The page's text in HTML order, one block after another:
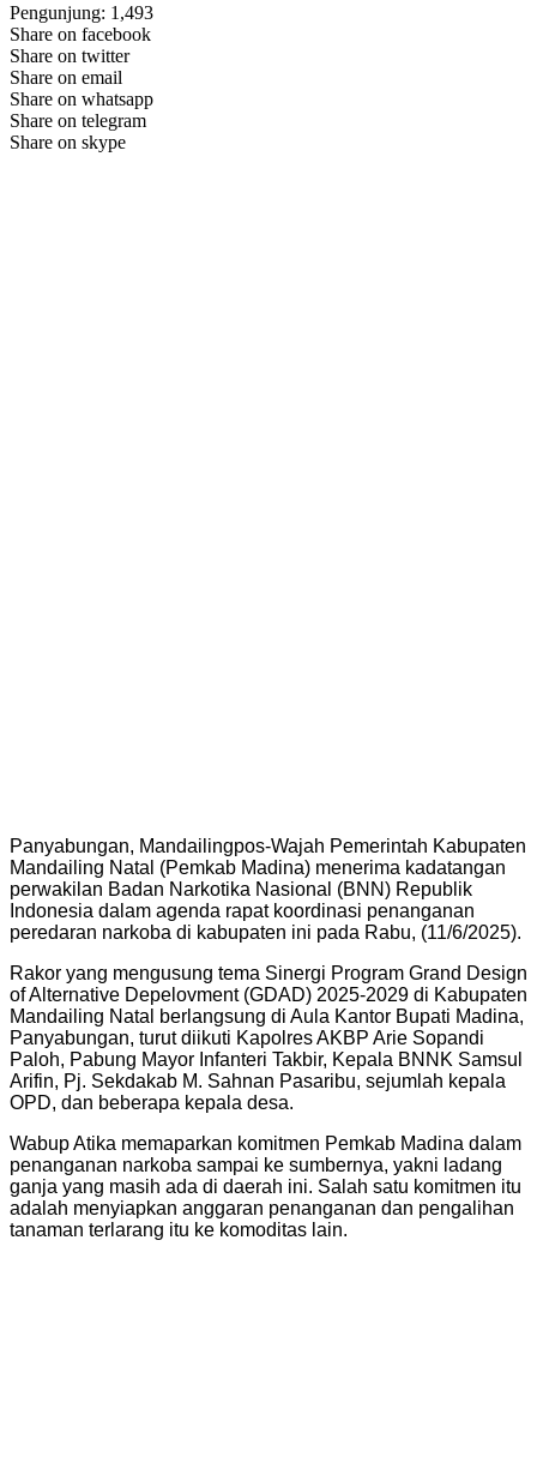
Pengunjung: 1,493
Share on facebook
Share on twitter
Share on email
Share on whatsapp
Share on telegram
Share on skype
Panyabungan, Mandailingpos-Wajah Pemerintah Kabupaten
Mandailing Natal (Pemkab Madina) menerima kadatangan
perwakilan Badan Narkotika Nasional (BNN) Republik
Indonesia dalam agenda rapat koordinasi penanganan
peredaran narkoba di kabupaten ini pada Rabu, (11/6/2025).
Rakor yang mengusung tema Sinergi Program Grand Design
of Alternative Depelovment (GDAD) 2025-2029 di Kabupaten
Mandailing Natal berlangsung di Aula Kantor Bupati Madina,
Panyabungan, turut diikuti Kapolres AKBP Arie Sopandi
Paloh, Pabung Mayor Infanteri Takbir, Kepala BNNK Samsul
Arifin, Pj. Sekdakab M. Sahnan Pasaribu, sejumlah kepala
OPD, dan beberapa kepala desa.
Wabup Atika memaparkan komitmen Pemkab Madina dalam
penanganan narkoba sampai ke sumbernya, yakni ladang
ganja yang masih ada di daerah ini. Salah satu komitmen itu
adalah menyiapkan anggaran penanganan dan pengalihan
tanaman terlarang itu ke komoditas lain.